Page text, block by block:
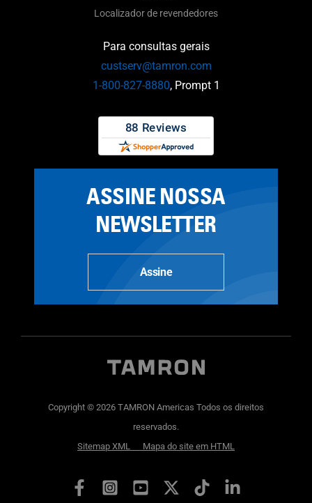
Localizador de revendedores
Para consultas gerais
custserv@tamron.com
1-800-827-8880, Prompt 1
ASSINE NOSSA
NEWSLETTER
Assine
Copyright © 2026 TAMRON Americas Todos os direitos
reservados.
Sitemap XML
Mapa do site em HTML